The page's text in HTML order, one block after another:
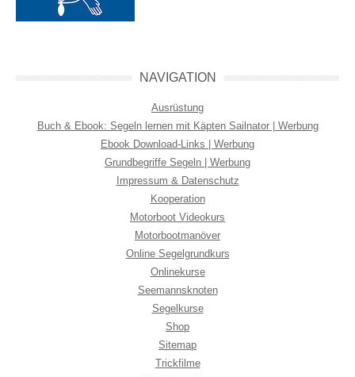
NAVIGATION
Ausrüstung
Buch & Ebook: Segeln lernen mit Käpten Sailnator | Werbung
Ebook Download-Links | Werbung
Grundbegriffe Segeln | Werbung
Impressum & Datenschutz
Kooperation
Motorboot Videokurs
Motorbootmanöver
Online Segelgrundkurs
Onlinekurse
Seemannsknoten
Segelkurse
Shop
Sitemap
Trickfilme